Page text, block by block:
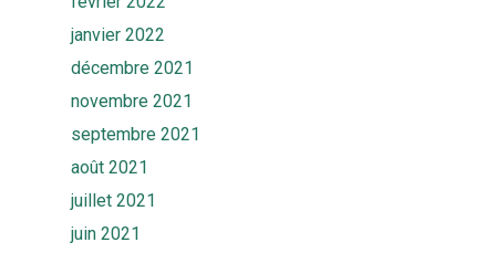
janvier 2022
décembre 2021
novembre 2021
septembre 2021
août 2021
juillet 2021
juin 2021